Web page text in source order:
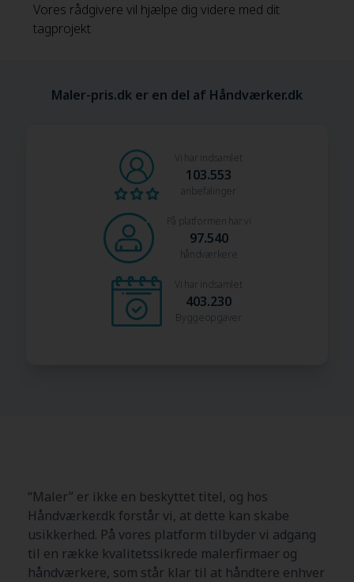
Vores rådgivere vil hjælpe dig videre med dit
tagprojekt
Maler-pris.dk er en del af Håndværker.dk
Vi har indsamlet
103.553
anbefalinger
På platformen har vi
97.540
håndværkere
Vi har indsamlet
403.230
Byggeopgaver
“Maler” er ikke en beskyttet titel, og hos
Håndværker.dk forstår vi, at dette kan skabe
usikkerhed. På vores platform tilbyder vi adgang
til en række kvalitetssikrede malerfirmaer og
håndværkere, som står klar til at håndtere enhver